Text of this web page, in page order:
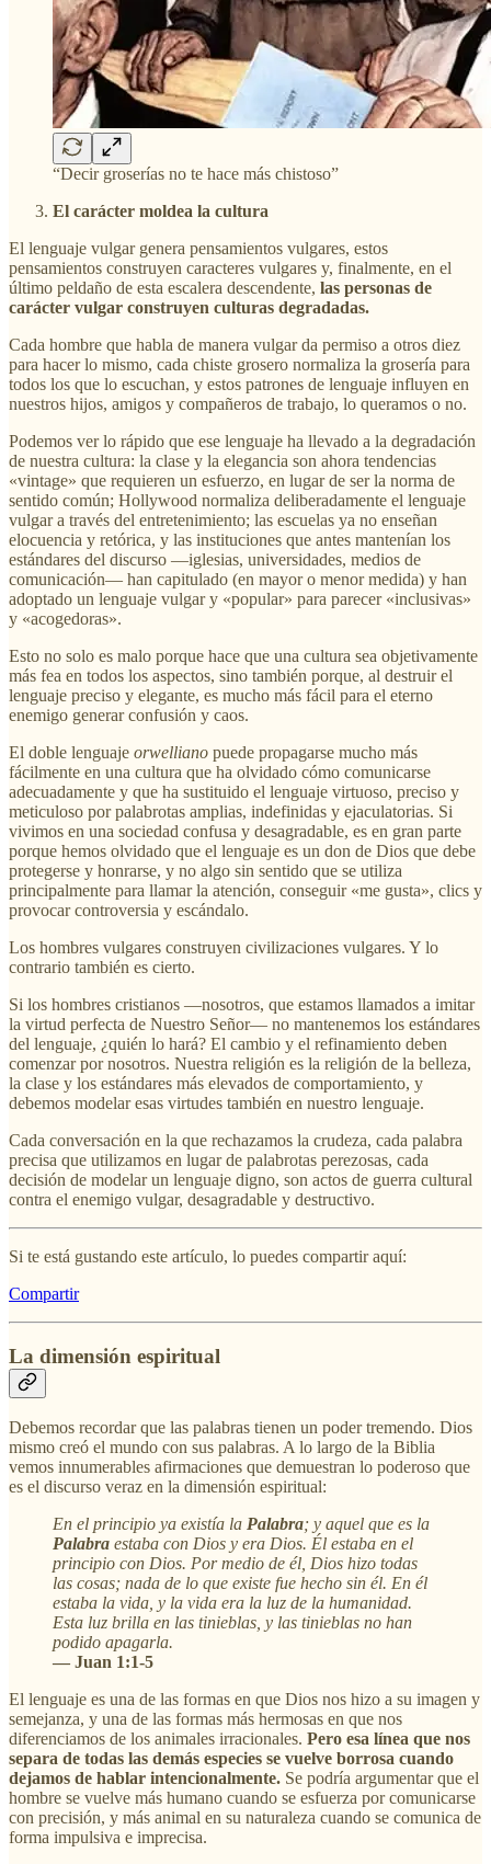
“Decir groserías no te hace más chistoso”
El carácter moldea la cultura
El lenguaje vulgar genera pensamientos vulgares, estos
pensamientos construyen caracteres vulgares y, finalmente, en el
último peldaño de esta escalera descendente, las personas de
carácter vulgar construyen culturas degradadas.
Cada hombre que habla de manera vulgar da permiso a otros diez
para hacer lo mismo, cada chiste grosero normaliza la grosería para
todos los que lo escuchan, y estos patrones de lenguaje influyen en
nuestros hijos, amigos y compañeros de trabajo, lo queramos o no.
Podemos ver lo rápido que ese lenguaje ha llevado a la degradación
de nuestra cultura: la clase y la elegancia son ahora tendencias
«vintage» que requieren un esfuerzo, en lugar de ser la norma de
sentido común; Hollywood normaliza deliberadamente el lenguaje
vulgar a través del entretenimiento; las escuelas ya no enseñan
elocuencia y retórica, y las instituciones que antes mantenían los
estándares del discurso —iglesias, universidades, medios de
comunicación— han capitulado (en mayor o menor medida) y han
adoptado un lenguaje vulgar y «popular» para parecer «inclusivas»
y «acogedoras».
Esto no solo es malo porque hace que una cultura sea objetivamente
más fea en todos los aspectos, sino también porque, al destruir el
lenguaje preciso y elegante, es mucho más fácil para el eterno
enemigo generar confusión y caos.
El doble lenguaje orwelliano puede propagarse mucho más
fácilmente en una cultura que ha olvidado cómo comunicarse
adecuadamente y que ha sustituido el lenguaje virtuoso, preciso y
meticuloso por palabrotas amplias, indefinidas y ejaculatorias. Si
vivimos en una sociedad confusa y desagradable, es en gran parte
porque hemos olvidado que el lenguaje es un don de Dios que debe
protegerse y honrarse, y no algo sin sentido que se utiliza
principalmente para llamar la atención, conseguir «me gusta», clics y
provocar controversia y escándalo.
Los hombres vulgares construyen civilizaciones vulgares. Y lo
contrario también es cierto.
Si los hombres cristianos —nosotros, que estamos llamados a imitar
la virtud perfecta de Nuestro Señor— no mantenemos los estándares
del lenguaje, ¿quién lo hará? El cambio y el refinamiento deben
comenzar por nosotros. Nuestra religión es la religión de la belleza,
la clase y los estándares más elevados de comportamiento, y
debemos modelar esas virtudes también en nuestro lenguaje.
Cada conversación en la que rechazamos la crudeza, cada palabra
precisa que utilizamos en lugar de palabrotas perezosas, cada
decisión de modelar un lenguaje digno, son actos de guerra cultural
contra el enemigo vulgar, desagradable y destructivo.
Si te está gustando este artículo, lo puedes compartir aquí:
Compartir
La dimensión espiritual
Debemos recordar que las palabras tienen un poder tremendo. Dios
mismo creó el mundo con sus palabras. A lo largo de la Biblia
vemos innumerables afirmaciones que demuestran lo poderoso que
es el discurso veraz en la dimensión espiritual:
En el principio ya existía la Palabra; y aquel que es la
Palabra estaba con Dios y era Dios. Él estaba en el
principio con Dios. Por medio de él, Dios hizo todas
las cosas; nada de lo que existe fue hecho sin él. En él
estaba la vida, y la vida era la luz de la humanidad.
Esta luz brilla en las tinieblas, y las tinieblas no han
podido apagarla.
— Juan 1:1-5
El lenguaje es una de las formas en que Dios nos hizo a su imagen y
semejanza, y una de las formas más hermosas en que nos
diferenciamos de los animales irracionales. Pero esa línea que nos
separa de todas las demás especies se vuelve borrosa cuando
dejamos de hablar intencionalmente. Se podría argumentar que el
hombre se vuelve más humano cuando se esfuerza por comunicarse
con precisión, y más animal en su naturaleza cuando se comunica de
forma impulsiva e imprecisa.